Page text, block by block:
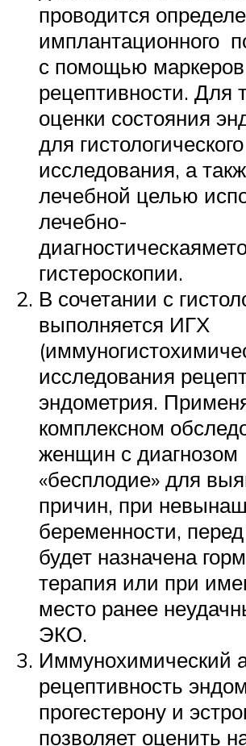
проводится
имплантационного
с помощью маркеров
рецептивности. Для
оценки состояния
для гистологического
исследования, а
лечебной целью
лечебно-
гистероскопии.
В сочетании с
выполняется ИГХ
исследования
эндометрия.
комплексном
женщин с диагнозом
«бесплодие» для
причин, при
беременности,
будет назначена
терапия или при
место ранее
ЭКО.
Иммунохимический
рецептивность
прогестерону и
позволяет оценить